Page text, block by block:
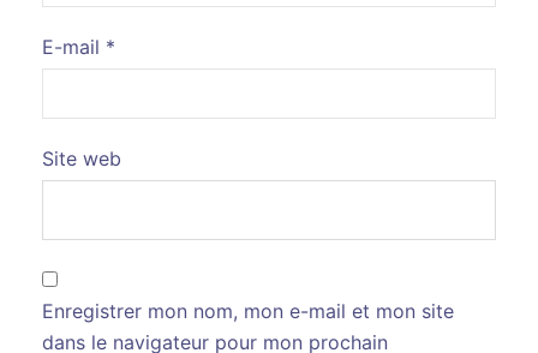
E-mail *
Site web
Enregistrer mon nom, mon e-mail et mon site
dans le navigateur pour mon prochain